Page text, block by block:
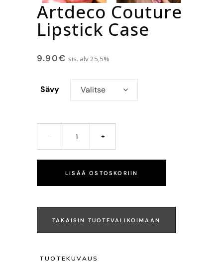
Artdeco Couture
Lipstick Case
9.90€ sis. alv 25,5%
Sävy Valitse
LISÄÄ OSTOSKORIIN
TAKAISIN TUOTEVALIKOIMAAN
TUOTEKUVAUS